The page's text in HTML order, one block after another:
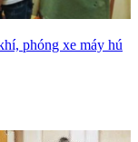
phóng xe máy hú